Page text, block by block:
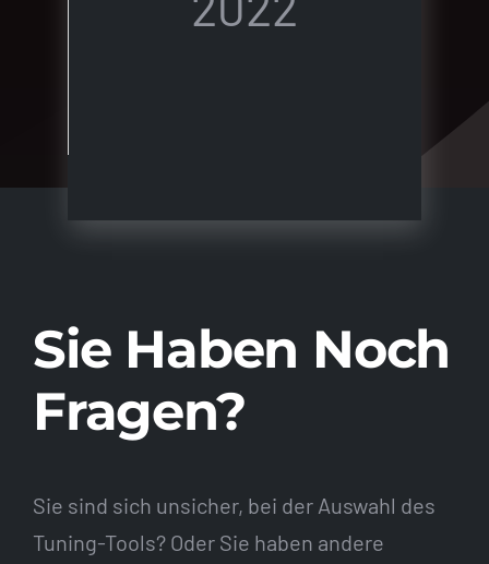
Sie Haben Noch
Fragen?
Sie sind sich unsicher, bei der Auswahl des
Tuning-Tools? Oder Sie haben andere